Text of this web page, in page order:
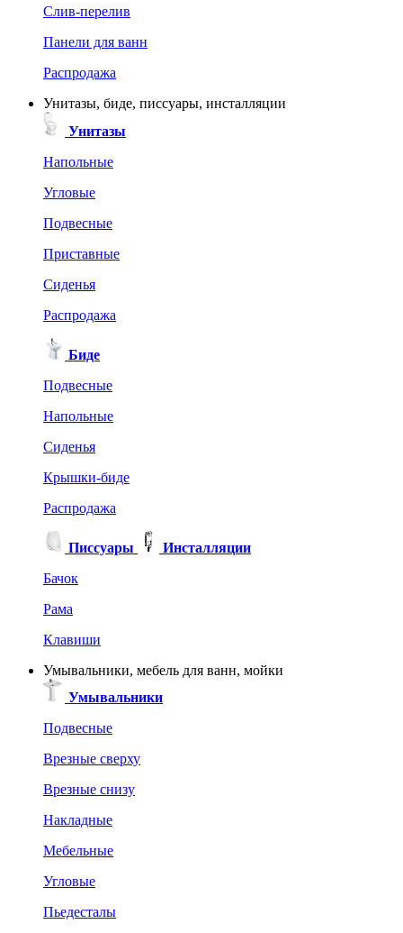
Слив-перелив
Панели для ванн
Распродажа
Унитазы, биде, писсуары, инсталляции
Унитазы
Напольные
Угловые
Подвесные
Приставные
Сиденья
Распродажа
Биде
Подвесные
Напольные
Сиденья
Крышки-биде
Распродажа
Писсуары
Инсталляции
Бачок
Рама
Клавиши
Умывальники, мебель для ванн, мойки
Умывальники
Подвесные
Врезные сверху
Врезные снизу
Накладные
Мебельные
Угловые
Пьедесталы